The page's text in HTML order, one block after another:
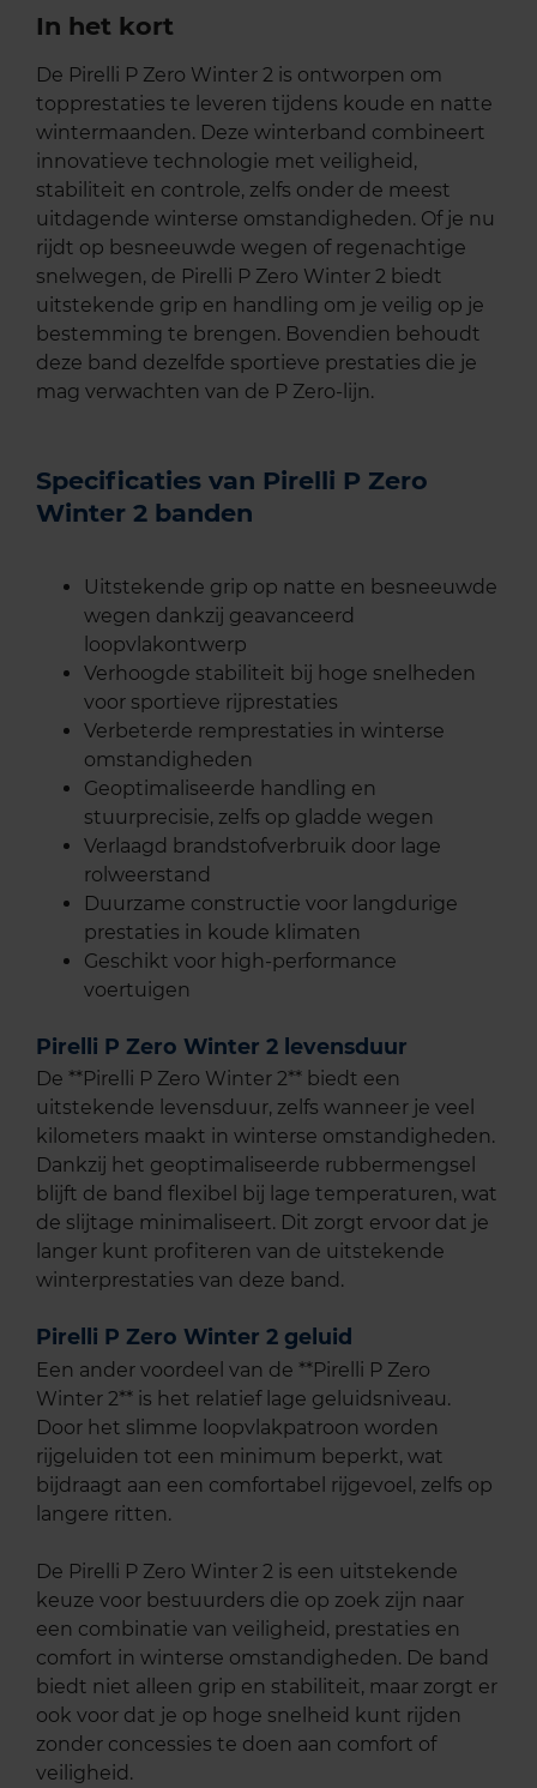
In het kort
De Pirelli P Zero Winter 2 is ontworpen om
topprestaties te leveren tijdens koude en natte
wintermaanden. Deze winterband combineert
innovatieve technologie met veiligheid,
stabiliteit en controle, zelfs onder de meest
uitdagende winterse omstandigheden. Of je nu
rijdt op besneeuwde wegen of regenachtige
snelwegen, de Pirelli P Zero Winter 2 biedt
uitstekende grip en handling om je veilig op je
bestemming te brengen. Bovendien behoudt
deze band dezelfde sportieve prestaties die je
mag verwachten van de P Zero-lijn.
Specificaties van Pirelli P Zero
Winter 2 banden
Uitstekende grip op natte en besneeuwde
wegen dankzij geavanceerd
loopvlakontwerp
Verhoogde stabiliteit bij hoge snelheden
voor sportieve rijprestaties
Verbeterde remprestaties in winterse
omstandigheden
Geoptimaliseerde handling en
stuurprecisie, zelfs op gladde wegen
Verlaagd brandstofverbruik door lage
rolweerstand
Duurzame constructie voor langdurige
prestaties in koude klimaten
Geschikt voor high-performance
voertuigen
Pirelli P Zero Winter 2 levensduur
De **Pirelli P Zero Winter 2** biedt een
uitstekende levensduur, zelfs wanneer je veel
kilometers maakt in winterse omstandigheden.
Dankzij het geoptimaliseerde rubbermengsel
blijft de band flexibel bij lage temperaturen, wat
de slijtage minimaliseert. Dit zorgt ervoor dat je
langer kunt profiteren van de uitstekende
winterprestaties van deze band.
Pirelli P Zero Winter 2 geluid
Een ander voordeel van de **Pirelli P Zero
Winter 2** is het relatief lage geluidsniveau.
Door het slimme loopvlakpatroon worden
rijgeluiden tot een minimum beperkt, wat
bijdraagt aan een comfortabel rijgevoel, zelfs op
langere ritten.
De Pirelli P Zero Winter 2 is een uitstekende
keuze voor bestuurders die op zoek zijn naar
een combinatie van veiligheid, prestaties en
comfort in winterse omstandigheden. De band
biedt niet alleen grip en stabiliteit, maar zorgt er
ook voor dat je op hoge snelheid kunt rijden
zonder concessies te doen aan comfort of
veiligheid.